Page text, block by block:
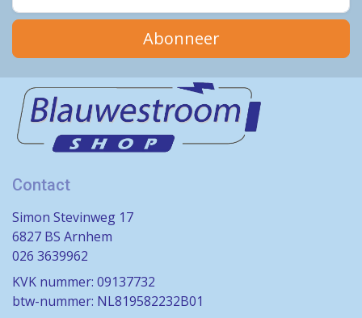
Abonneer
Contact
Simon Stevinweg 17
6827 BS Arnhem
026 3639962
KVK nummer: 09137732
btw-nummer: NL819582232B01